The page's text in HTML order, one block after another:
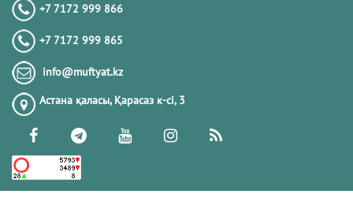
20.02.2026
РАМАЗАН – РАХЫМ, КЕШІРІМ ЖӘНЕ
ТОЗАҚТАН ҚҰТЫЛУ АЙЫ
19.02.2026 7544
РАМАЗАН ҚАРСАҢЫНДАҒЫ
+7 7172 999 866
+7 7172 999 865
info@muftyat.kz
Астана қаласы, Қарасаз к-сi, 3